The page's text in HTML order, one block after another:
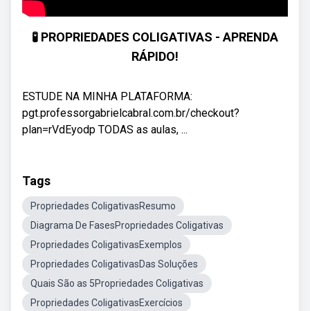
🧪 PROPRIEDADES COLIGATIVAS - APRENDA
RÁPIDO!
ESTUDE NA MINHA PLATAFORMA:
pgt.professorgabrielcabral.com.br/checkout?
plan=rVdEyodp TODAS as aulas, ...
Tags
Propriedades ColigativasResumo
Diagrama De FasesPropriedades Coligativas
Propriedades ColigativasExemplos
Propriedades ColigativasDas Soluções
Quais São as 5Propriedades Coligativas
Propriedades ColigativasExercícios